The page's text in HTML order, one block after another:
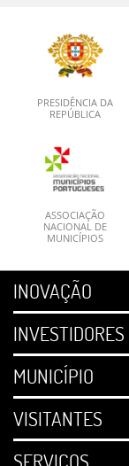
PRESIDÊNCIA DA
REPÚBLICA
ASSOCIAÇÃO
NACIONAL DE
MUNICÍPIOS
INOVAÇÃO
INVESTIDORES
MUNICÍPIO
VISITANTES
SERVIÇOS